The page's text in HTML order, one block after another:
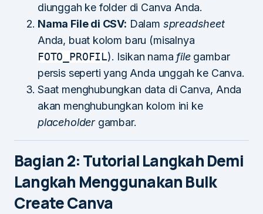
diunggah ke folder di Canva Anda.
Nama File di CSV: Dalam spreadsheet
Anda, buat kolom baru (misalnya
FOTO_PROFIL). Isikan nama filegambar
persis seperti yang Anda unggah ke Canva.
Saat menghubungkan data di Canva, Anda
akan menghubungkan kolom ini ke
placeholdergambar.
Bagian 2: Tutorial Langkah Demi
Langkah Menggunakan Bulk
Create Canva